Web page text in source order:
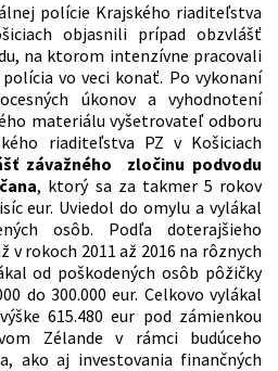
polície Krajského riaditeľstva
objasnili prípad obzvlášť
na ktorom intenzívne pracovali
vo veci konať. Po vykonaní
úkonov a vyhodnotení
materiálu vyšetrovateľ odboru
riaditeľstva PZ v Košiciach
závažného zločinu podvodu
, ktorý sa za takmer 5 rokov
eur. Uviedol do omylu a vylákal
osôb. Podľa doterajšieho
v rokoch 2011 až 2016 na rôznych
od poškodených osôb pôžičky
do 300.000 eur. Celkovo vylákal
615.480 eur pod zámienkou
Zélande v rámci budúceho
ako aj investovania finančných